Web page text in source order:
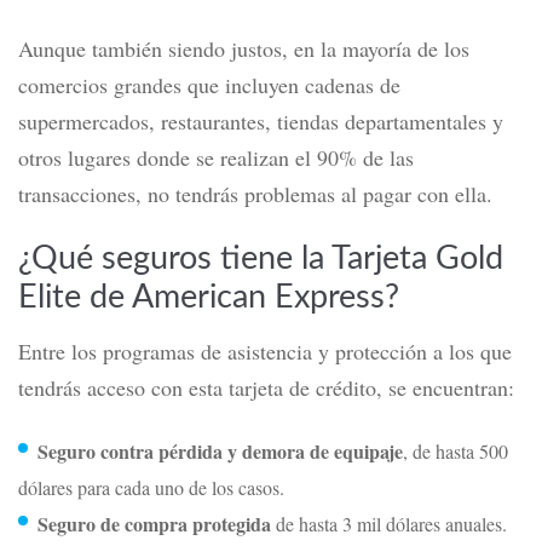
Aunque también siendo justos, en la mayoría de los
comercios grandes que incluyen cadenas de
supermercados, restaurantes, tiendas departamentales y
otros lugares donde se realizan el 90% de las
transacciones, no tendrás problemas al pagar con ella.
¿Qué seguros tiene la Tarjeta Gold
Elite de American Express?
Entre los programas de asistencia y protección a los que
tendrás acceso con esta tarjeta de crédito, se encuentran:
Seguro contra pérdida y demora de equipaje, de hasta 500
dólares para cada uno de los casos.
Seguro de compra protegidade hasta 3 mil dólares anuales.